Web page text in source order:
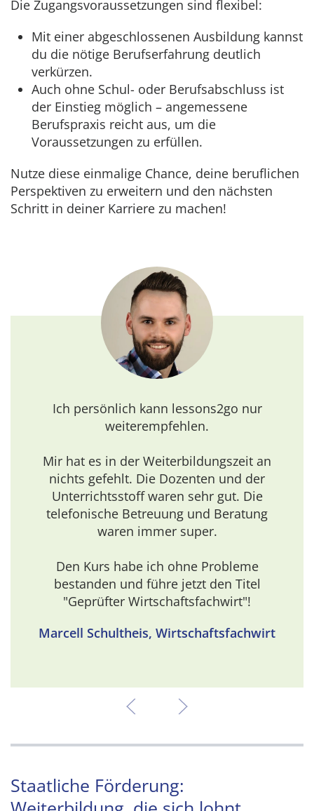
Die Zugangsvoraussetzungen sind flexibel:
Mit einer abgeschlossenen Ausbildung kannst
du die nötige Berufserfahrung deutlich
verkürzen.
Auch ohne Schul- oder Berufsabschluss ist
der Einstieg möglich – angemessene
Berufspraxis reicht aus, um die
Voraussetzungen zu erfüllen.
Nutze diese einmalige Chance, deine beruflichen
Perspektiven zu erweitern und den nächsten
Schritt in deiner Karriere zu machen!
Ich persönlich kann lessons2go nur
weiterempfehlen.
Mir hat es in der Weiterbildungszeit an
nichts gefehlt. Die Dozenten und der
Unterrichtsstoff waren sehr gut. Die
telefonische Betreuung und Beratung
waren immer super.
Den Kurs habe ich ohne Probleme
bestanden und führe jetzt den Titel
"Geprüfter Wirtschaftsfachwirt"!
Marcell Schultheis, Wirtschaftsfachwirt
Staatliche Förderung: